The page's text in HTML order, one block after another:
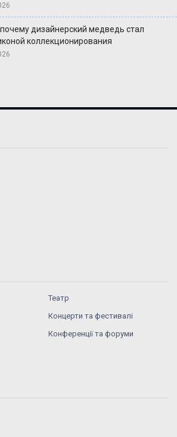
дизайнерский медведь стал
коллекционирования
Театр
Концерти та фестивалі
Конференції та форуми